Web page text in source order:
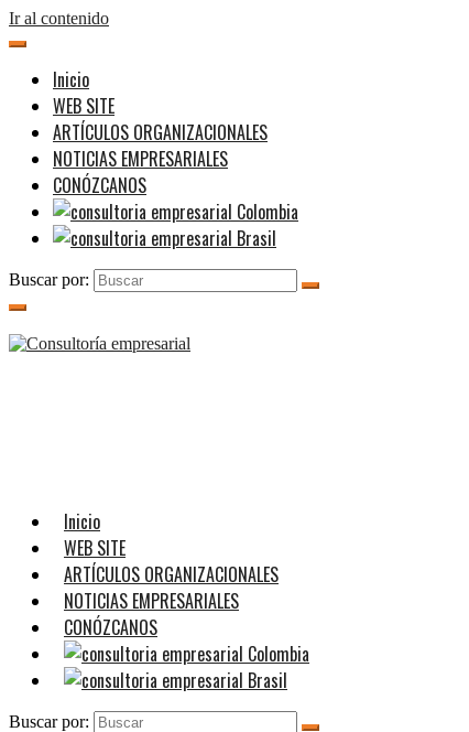
Ir al contenido
Inicio
WEB SITE
ARTÍCULOS ORGANIZACIONALES
NOTICIAS EMPRESARIALES
CONÓZCANOS
Buscar por:
Inicio
WEB SITE
ARTÍCULOS ORGANIZACIONALES
NOTICIAS EMPRESARIALES
CONÓZCANOS
Buscar por: